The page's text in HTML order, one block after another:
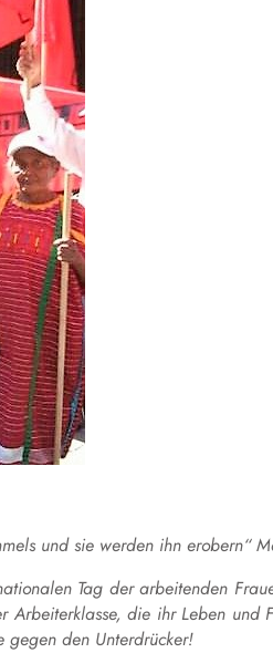
und sie werden ihn erobern“
Tag der arbeitenden
Arbeiterklasse, die ihr Leben und
gegen den Unterdrücker!